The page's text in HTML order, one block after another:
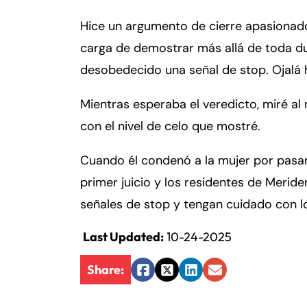
Hice un argumento de cierre
carga de demostrar más allá de toda
desobedecido una señal de stop.
Mientras esperaba el veredicto, miré
con el nivel de celo que mostré.
Cuando él condenó a la mujer por
primer juicio y los residentes de
señales de stop y tengan cuidado con
Last Updated:10-24-2025
Share:
Facebook
TwitterLinkedIn
Email